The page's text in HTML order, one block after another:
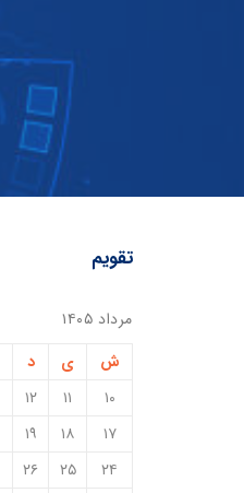
تقویم
مرداد ۱۴۰۵
ش
ی د
۱۰
۱۱ ۱۲
۱۷
۱۸ ۱۹
۲۴
۲۵ ۲۶